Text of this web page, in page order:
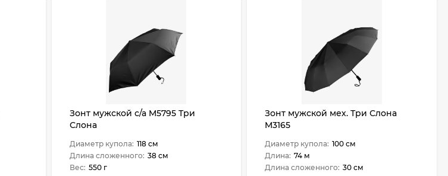
Зонт мужской с/а M5795 Три
Слона
Диаметр купола: 118 см
Длина сложенного: 38 см
Вес: 550 г
Зонт мужской мех. Три Слона
M3165
Диаметр купола: 100 см
Длина: 74 м
Длина сложенного: 30 см